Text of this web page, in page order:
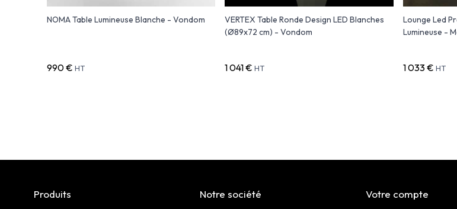
NOMA Table Lumineuse Blanche - Vondom
990 € HT
VERTEX Table Ronde Design LED Blanches
(Ø89x72 cm) - Vondom
1 041 € HT
Lounge Led
Lumineuse -
1 033 € HT
Produits Notre société Votre compte